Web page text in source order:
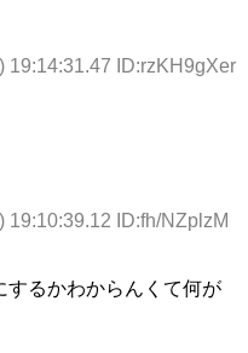
19:14:31.47 ID:rzKH9gXer
19:10:39.12 ID:fh/NZplzM
するかわからんくて何が